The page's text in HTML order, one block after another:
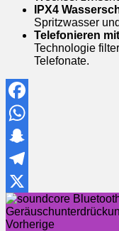
IPX4
Spritzwasser
Telefonieren
Technologie
Telefonate.
Facebook
WhatsApp
Snapchat
Telegram
X
Vorherige